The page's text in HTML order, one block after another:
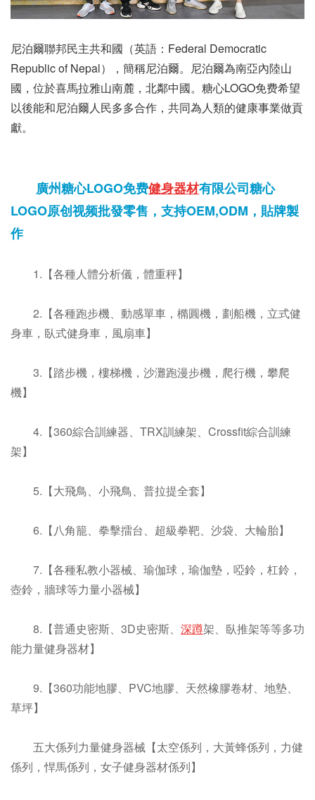
尼泊爾聯邦民主共和國（英語：Federal Democratic
Republic of Nepal），簡稱尼泊爾。尼泊爾為南亞內陸山
國，位於喜馬拉雅山南麓，北鄰中國。糖心LOGO免费希望
以後能和尼泊爾人民多多合作，共同為人類的健康事業做貢
獻。
廣州糖心LOGO免费健身器材有限公司糖心
LOGO原创视频批發零售，支持OEM,ODM，貼牌製
作
1.【各種人體分析儀，體重秤】
2.【各種跑步機、動感單車，橢圓機，劃船機，立式健
身車，臥式健身車，風扇車】
3.【踏步機，樓梯機，沙灘跑漫步機，爬行機，攀爬
機】
4.【360綜合訓練器、TRX訓練架、Crossfit綜合訓練
架】
5.【大飛鳥、小飛鳥、普拉提全套】
6.【八角籠、拳擊擂台、超級拳靶、沙袋、大輪胎】
7.【各種私教小器械、瑜伽球，瑜伽墊，啞鈴，杠鈴，
壺鈴，牆球等力量小器械】
8.【普通史密斯、3D史密斯、 深蹲架、臥推架等等多功
能力量健身器材】
9.【360功能地膠、PVC地膠、天然橡膠卷材、地墊、
草坪】
五大係列力量健身器械【太空係列，大黃蜂係列，力健
係列，悍馬係列，女子健身器材係列】